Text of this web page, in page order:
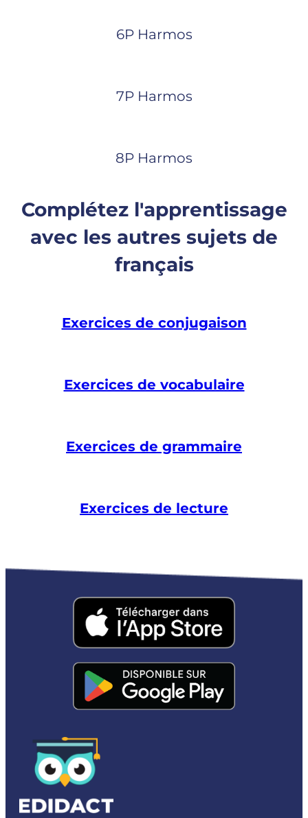
6P Harmos
7P Harmos
8P Harmos
Complétez l'apprentissage
avec les autres sujets de
français
Exercices de conjugaison
Exercices de vocabulaire
Exercices de grammaire
Exercices de lecture